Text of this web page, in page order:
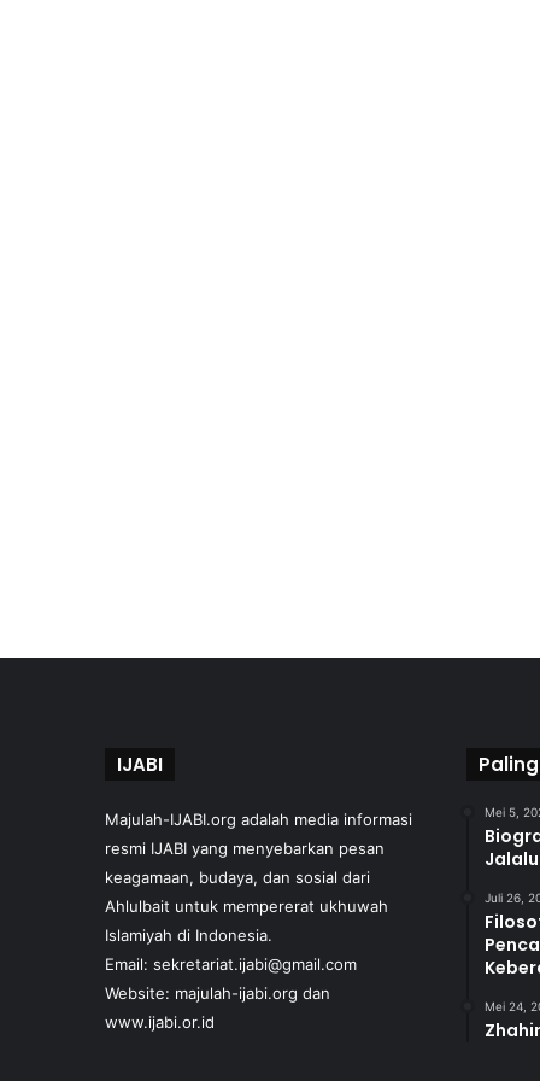
IJABI
Majulah-IJABI.org adalah media informasi
resmi IJABI yang menyebarkan pesan
keagamaan, budaya, dan sosial dari
Ahlulbait untuk mempererat ukhuwah
Islamiyah di Indonesia.
Email: sekretariat.ijabi@gmail.com
Website: majulah-ijabi.org dan
www.ijabi.or.id
Mei 5,
Juli 26,
Mei 24,